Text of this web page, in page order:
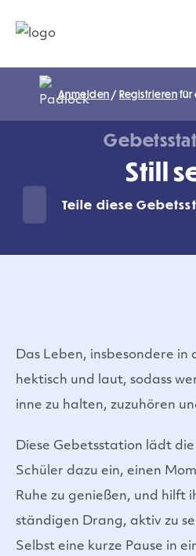
Anmelden /Registrierenfür
Still
Teile diese
Das Leben, insbesondere in
hektisch und laut, sodass
inne zu halten, zuzuhören
Diese Gebetsstation lädt
Schüler dazu ein, einen
Ruhe zu genießen, und hilft
ständigen Drang, aktiv zu
Selbst eine kurze Pause in